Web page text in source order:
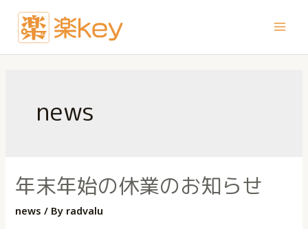
news
年末年始の休業のお知らせ
news / By radvalu